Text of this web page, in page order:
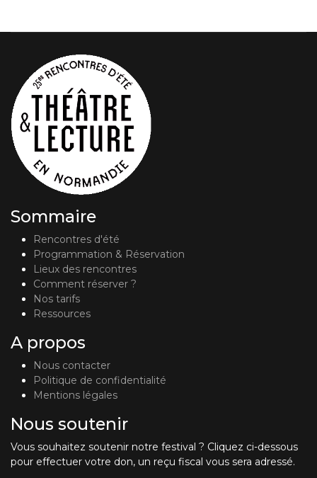
Sommaire
Rencontres d'été
Programmation & Réservation
Lieux des rencontres
Comment réserver ?
Nos tarifs
Ressources
A propos
Nous contacter
Politique de confidentialité
Mentions légales
Nous soutenir
Vous souhaitez soutenir notre festival ? Cliquez ci-dessous
pour effectuer votre don, un reçu fiscal vous sera adressé.